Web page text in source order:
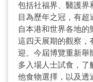
包括社福界、醫護界
目為歷年之冠，有
自本港和世界各地的
這四天展期的觀察，
迎。今屆博覽重新舉
多入場人士試食，了
他食物選擇，以及透